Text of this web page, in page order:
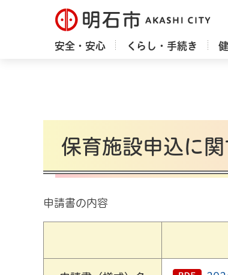
明石市
安全・安心 くらし・手続き
保育施設申込に
申請書の内容